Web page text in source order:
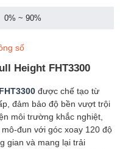
Height FHT3300
được chế tạo từ
đảm bảo độ bền vượt trội
môi trường khắc nghiệt,
đun với góc xoay 120 độ
gian và mang lại trải
0% ~ 90%
25 người/ phút
Không chổi than
600mm
1470*1444mm
số